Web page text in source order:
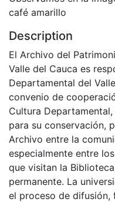
café amarillo
Description
El Archivo del
Valle del Cauca es
Departamental del
convenio de
Cultura
para su conservación,
Archivo entre la
especialmente entre
que visitan la
permanente. La
el proceso de